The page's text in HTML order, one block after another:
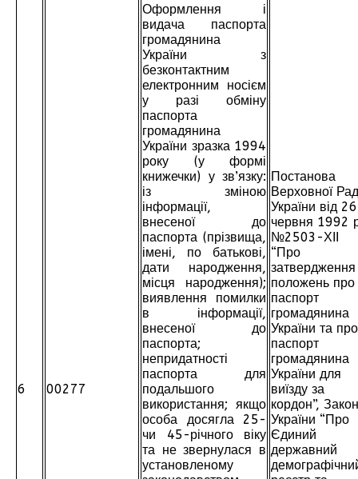
6 00277
Оформлення і
видача паспорта
громадянина
України з
безконтактним
електронним носієм
у разі обміну
паспорта
громадянина
України зразка 1994
року (у формі
книжечки) у зв’язку:
із зміною
інформації,
внесеної до
паспорта (прізвища,
імені, по батькові,
дати народження,
місця народження);
виявлення помилки
в інформації,
внесеної до
паспорта;
непридатності
паспорта для
подальшого
використання; якщо
особа досягла 25-
чи 45-річного віку
та не звернулася в
установленому
Постанова
Верховної
України від 26
червня 1992
№2503-ХІІ
“Про
затвердження
положень про
паспорт
громадянина
України та про
паспорт
громадянина
України для
виїзду за
кордон”, Закон
України “Про
Єдиний
державний